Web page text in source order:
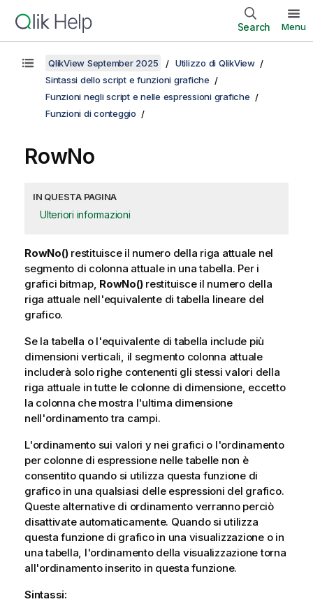
Search Menu
QlikView September 2025
Utilizzo di QlikView
Sintassi dello script e funzioni grafiche
Funzioni negli script e nelle espressioni grafiche
Funzioni di conteggio
RowNo
IN QUESTA PAGINA
Ulteriori informazioni
RowNo()restituisce il numero della riga attuale nel
segmento di colonna attuale in una tabella. Per i
grafici bitmap, RowNo()restituisce il numero della
riga attuale nell'equivalente di tabella lineare del
grafico.
Se la tabella o l'equivalente di tabella include più
dimensioni verticali, il segmento colonna attuale
includerà solo righe contenenti gli stessi valori della
riga attuale in tutte le colonne di dimensione, eccetto
la colonna che mostra l'ultima dimensione
nell'ordinamento tra campi.
L'ordinamento sui valori y nei grafici o l'ordinamento
per colonne di espressione nelle tabelle non è
consentito quando si utilizza questa funzione di
grafico in una qualsiasi delle espressioni del grafico.
Queste alternative di ordinamento verranno perciò
disattivate automaticamente. Quando si utilizza
questa funzione di grafico in una visualizzazione o in
una tabella, l'ordinamento della visualizzazione torna
all'ordinamento inserito in questa funzione.
Sintassi: